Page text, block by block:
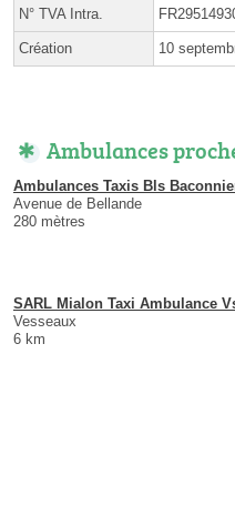
N° TVA Intra.
Création 10
Ambulances
Ambulances Taxis Bls
Avenue de Bellande
280 mètres
SARL Mialon Taxi Ambulance
Vesseaux
6 km